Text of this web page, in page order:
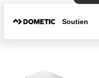
Soutien